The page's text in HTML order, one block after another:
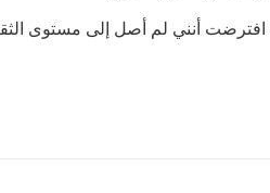
أنني لم أصل إلى مستوى